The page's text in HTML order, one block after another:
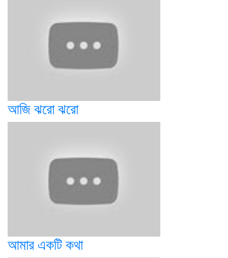
আজি ঝরো ঝরো
আমার একটি কথা